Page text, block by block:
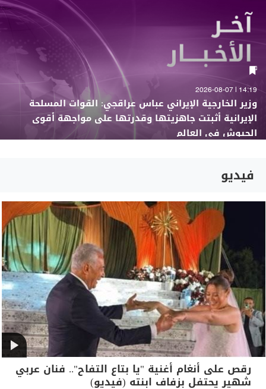
14:19 | 2026-08-07
وزير الخارجية الإيراني عباس عراقجي: القوات المسلحة
الإيرانية أثبتت جاهزيتها وقدرتها على مواجهة أقوى
الجيوش في العالم
فيديو
رقص على أنغام أغنية "يا بتاع التفاح".. فنان عربي
شهير يحتفل بزفاف ابنته (فيديو)